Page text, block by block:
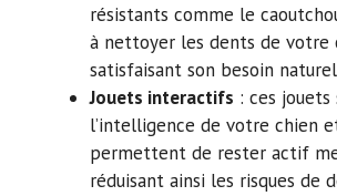
résistants comme le
à nettoyer les dents de votre
satisfaisant son besoin
Jouets interactifs : ces
l’intelligence de votre chien
permettent de rester actif
réduisant ainsi les risques de